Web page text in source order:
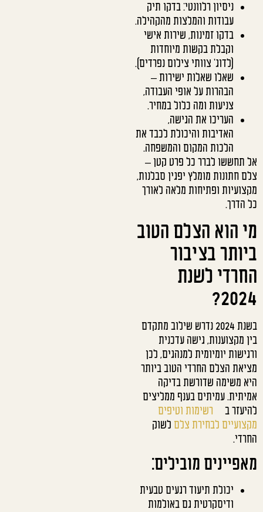
ניסיון רלוונטי: בדקו תיק
עבודות והמלצות מהקהילה.
בדקו זמינות, שירות אישי
וקבלת בקשות מיוחדות
(לדוג' צוותי צילום נפרדים).
שאלו שאלות ישירות –
הבהרות על אופי העבודה,
צניעות ומה כלול במחיר.
העריכו את הגישה,
האדיבות והיכולת לכבד את
הלכות המקום והמשפחה.
אל תחששו לברר כל פרט קטן –
צלם חתונות מומלץ יפגין סבלנות,
מקצועיות ופתיחות מלאה לאורך
כל הדרך.
מי הוא הצלם הטוב
ביותר בציבור
החרדי לשנת
2024?
בשנת 2024 נדרש שילוב מתקדם
בין מקצוענות, גישה עדכנית
ורגישות יומיומית למנהגים, לכן
מציאת הצלם החרדי הטוב ביותר
היא משימה שדורשת בדיקה
אמיתית. עמיתים בענף ממליצים
להיעזר ב
רשימות וטיפים
מקצועיים לבחירת צלם לשוק
החרדי.
מאפיינים מובילים:
יכולת תיעוד רגעים טבעית
ודיסקרטית גם באולמות